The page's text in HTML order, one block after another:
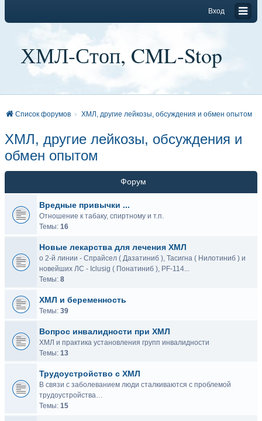
Вход
ХМЛ-Стоп, CML-Stop
Список форумов ХМЛ, другие лейкозы, обсуждения и обмен опытом
ХМЛ, другие лейкозы, обсуждения и
обмен опытом
Форум
Вредные привычки ...
Отношение к табаку, спиртному и т.п.
Темы: 16
Новые лекарства для лечения ХМЛ
о 2-й линии - Спрайсел ( Дазатиниб ), Тасигна ( Нилотиниб ) и
новейших ЛС - Iclusig ( Понатиниб ), PF-114...
Темы: 8
ХМЛ и беременность
Темы: 39
Вопрос инвалидности при ХМЛ
ХМЛ и практика установления групп инвалидности
Темы: 13
Трудоустройство с ХМЛ
В связи с заболеванием люди сталкиваются с проблемой
трудоустройства…
Темы: 15